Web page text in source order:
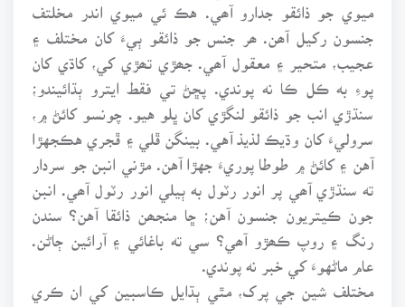
ميوي جو ذائقو جدارو آھي. هڪ ئي ميوي اندر مخلتف
جنسون رکيل آھن. ھر جنس جو ذائقو ٻيءَ کان مختلف ۽
عجيب، متحير ۽ معقول آھي. جھڙي تھڙي کي، کاڌي کان
پوءِ به ڪل ڪا نه پوندي. پڇڻ تي فقط ايترو ٻڌائيندو؛
سنڌڙي انب جو ذائقو لنگڙي کان ڀلو هيو. چونسو کائڻ ۾،
سروليءَ کان وڌيڪ لذيذ آهي. بينگن ڦلي ۽ ڦجري هڪجهڙا
آهن ۽ کائڻ ۾ طوطا پوريءَ جهڙا آهن. مڙني انبن جو سردار
ته سنڌڙي آھي پر انور رٽول به ٻيلي انور رٽول آھي. انبن
جون ڪيتريون جنسون آهن؛ ڇا منجھن ذائقا آهن؟ سندن
رنگ ۽ روپ ڪھڙو آھي؟ سي ته باغائي ۽ آرائين ڄاڻن.
عام ماڻهوءَ کي خبر نه پوندي.
مختلف شين جي پرک، مٿي ٻڌايل ڪاسبين کي ان ڪري